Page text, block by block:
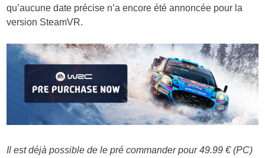
qu’aucune date précise n’a encore été annoncée pour la
version SteamVR.
Il est déjà possible de le pré commander pour 49.99 € (PC)